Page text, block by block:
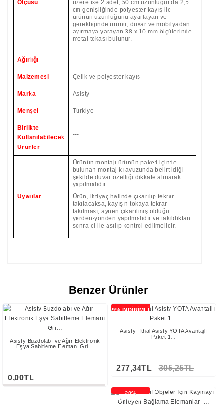
Ölçüsü üzere ise 2 adet, 50 cm uzunluğunda 2,5
cm genişliğinde polyester kayış ile
ürünün uzunluğunu ayarlayan ve
gerektiğinde ürünü, duvar ve mobilyadan
ayırmaya yarayan 38 x 10 mm ölçülerinde
metal tokası bulunur.
Ağırlığı
Malzemesi Çelik ve polyester kayış
Marka Asisty
Menşei Türkiye
Birlikte
Kullanılabilecek
Ürünler
---
Uyarılar
Ürünün montajı ürünün paketi içinde
bulunan montaj kılavuzunda belirtildiği
şekilde duvar özelliği dikkate alınarak
yapılmalıdır.
Ürün, ihtiyaç halinde çıkarılıp tekrar
takılacaksa, kayışın tokaya tekrar
takılması, aynen çıkarılmış olduğu
yerden-yönden yapılmalıdır ve takıldıktan
sonra el ile asılıp kontrol edilmelidir.
Benzer Ürünler
Asisty Buzdolabı ve Ağır Elektronik
Eşya Sabitleme Elemanı Gri…
0,00TL
9% İNDİRİMLİ
Asisty- İthal Asisty YOTA Avantajlı
Paket 1…
277,34TL 305,25TL
20%
İNDİRİMLİ